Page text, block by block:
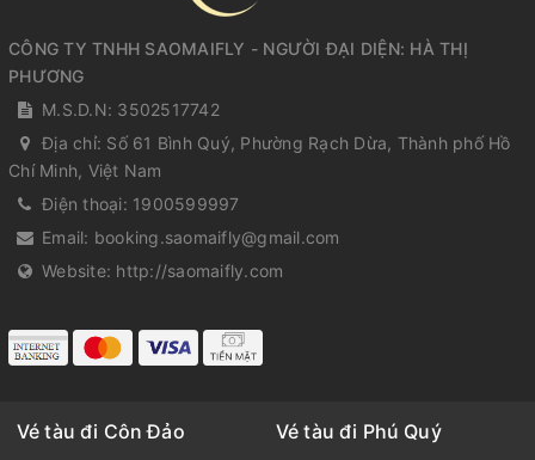
CÔNG TY TNHH SAOMAIFLY - NGƯỜI ĐẠI DIỆN: HÀ THỊ
PHƯƠNG
M.S.D.N: 3502517742
Địa chỉ: Số 61 Bình Quý, Phường Rạch Dừa, Thành phố Hồ
Chí Minh, Việt Nam
Điện thoại: 1900599997
Email: booking.saomaifly@gmail.com
Website: http://saomaifly.com
Vé tàu đi Côn Đảo Vé tàu đi Phú Quý